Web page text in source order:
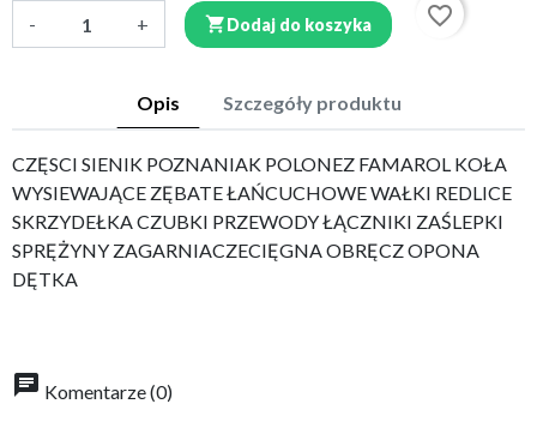
- + Dodaj do koszyka favorite_border
Opis Szczegóły produktu
CZĘSCI SIENIK POZNANIAK POLONEZ FAMAROL KOŁA
WYSIEWAJĄCE ZĘBATE ŁAŃCUCHOWE WAŁKI REDLICE
SKRZYDEŁKA CZUBKI PRZEWODY ŁĄCZNIKI ZAŚLEPKI
SPRĘŻYNY ZAGARNIACZECIĘGNA OBRĘCZ OPONA
DĘTKA
chat Komentarze (0)